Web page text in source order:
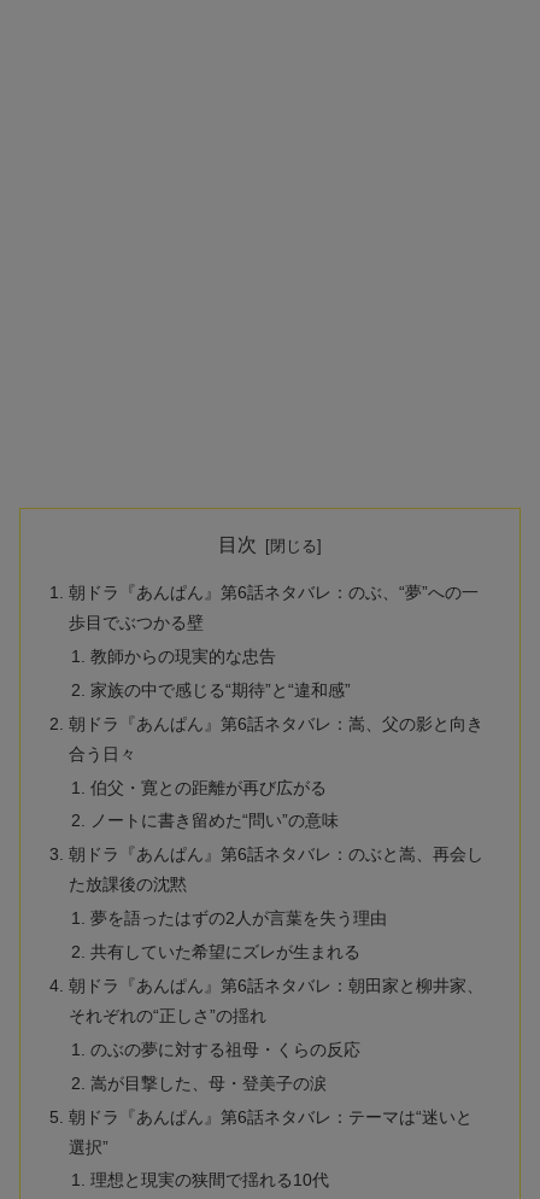
目次
朝ドラ『あんぱん』第6話ネタバレ：のぶ、“夢”への一
歩目でぶつかる壁
教師からの現実的な忠告
家族の中で感じる“期待”と“違和感”
朝ドラ『あんぱん』第6話ネタバレ：嵩、父の影と向き
合う日々
伯父・寛との距離が再び広がる
ノートに書き留めた“問い”の意味
朝ドラ『あんぱん』第6話ネタバレ：のぶと嵩、再会し
た放課後の沈黙
夢を語ったはずの2人が言葉を失う理由
共有していた希望にズレが生まれる
朝ドラ『あんぱん』第6話ネタバレ：朝田家と柳井家、
それぞれの“正しさ”の揺れ
のぶの夢に対する祖母・くらの反応
嵩が目撃した、母・登美子の涙
朝ドラ『あんぱん』第6話ネタバレ：テーマは“迷いと
選択”
理想と現実の狭間で揺れる10代